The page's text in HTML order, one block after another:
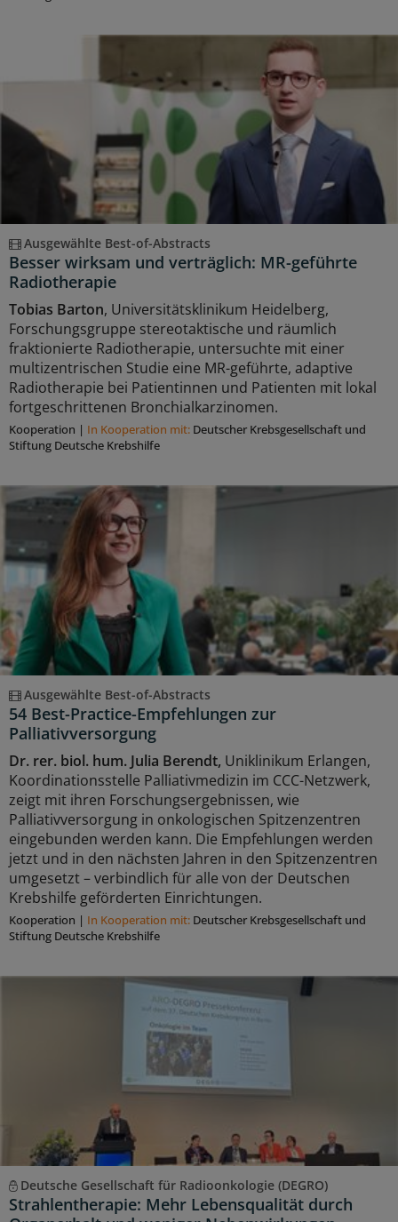
Ausgewählte Best-of-Abstracts
Besser wirksam und verträglich: MR-geführte
Radiotherapie
Tobias Barton, Universitätsklinikum Heidelberg,
Forschungsgruppe stereotaktische und räumlich
fraktionierte Radiotherapie, untersuchte mit einer
multizentrischen Studie eine MR-geführte, adaptive
Radiotherapie bei Patientinnen und Patienten mit lokal
fortgeschrittenen Bronchialkarzinomen.
Kooperation | In Kooperation mit: Deutscher Krebsgesellschaft und
Stiftung Deutsche Krebshilfe
Ausgewählte Best-of-Abstracts
54 Best-Practice-Empfehlungen zur
Palliativversorgung
Dr. rer. biol. hum. Julia Berendt, Uniklinikum Erlangen,
Koordinationsstelle Palliativmedizin im CCC-Netzwerk,
zeigt mit ihren Forschungsergebnissen, wie
Palliativversorgung in onkologischen Spitzenzentren
eingebunden werden kann. Die Empfehlungen werden
jetzt und in den nächsten Jahren in den Spitzenzentren
umgesetzt – verbindlich für alle von der Deutschen
Krebshilfe geförderten Einrichtungen.
Kooperation | In Kooperation mit: Deutscher Krebsgesellschaft und
Stiftung Deutsche Krebshilfe
Deutsche Gesellschaft für Radioonkologie (DEGRO)
Strahlentherapie: Mehr Lebensqualität durch